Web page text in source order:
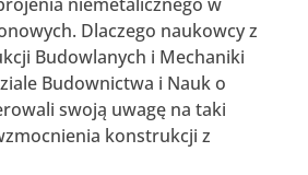
Dlaczego naukowcy z
Budowlanych i Mechaniki
Budownictwa i Nauk o
swoją uwagę na taki
konstrukcji z